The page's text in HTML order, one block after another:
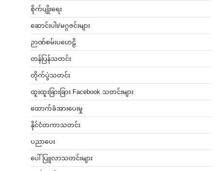
စိုက်ပျိုးရေး
ဆောင်းပါး/မဂ္ဂဇင်းများ
ဉာဏ်စမ်းပဟေဠိ
တန်ပြန်သတင်း
တိုက်ပွဲသတင်း
ထူးထူးခြားခြား Facebook သတင်းများ
ထောက်ခံအားပေးမှု
နိုင်ငံတကာသတင်း
ပညာပေး
ပေါ်ပြူလာသတင်းများ